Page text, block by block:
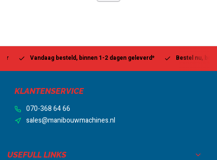
Vandaag besteld, binnen 1-2 dagen geleverd* Bestel nu, betaal
KLANTENSERVICE
070-368 64 66
sales@manibouwmachines.nl
USEFULL LINKS